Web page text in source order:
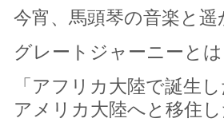
今宵、馬頭琴の音楽と遥
グレートジャーニーとは
「アフリカ大陸で誕生
アメリカ大陸へと移住し